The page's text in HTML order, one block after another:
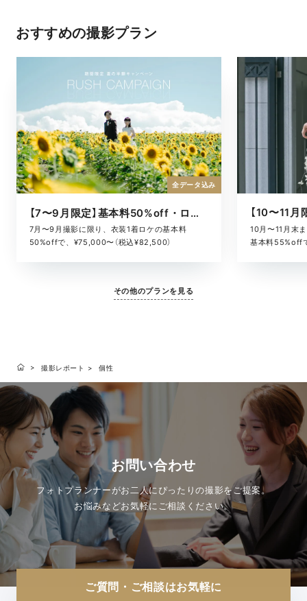
おすすめの撮影プラン
【7〜9月限定】基本料50%off・ロケキャンペーン
7月〜9月撮影に限り、衣装1着ロケの基本料
50%offで、¥75,000〜（税込¥82,500）
全データ込み
10月〜11月末
基本料55%off
その他のプランを見る
撮影レポート 個性
お問い合わせ
フォトプランナーがお二人にぴったりの撮影をご提案。
お悩みなどお気軽にご相談ください。
ご質問・ご相談はお気軽に